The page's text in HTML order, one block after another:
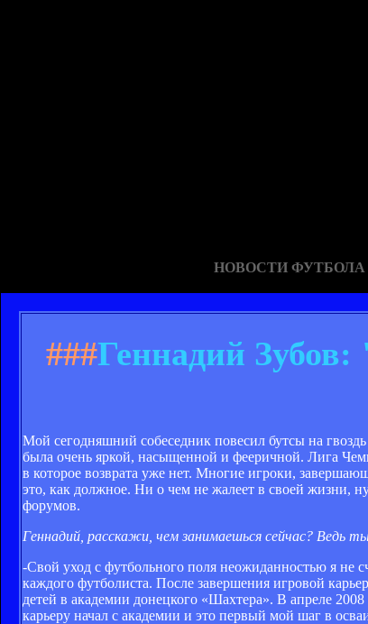
НОВОСТИ ФУТБОЛА
###Геннадий
Мой сегодняшний собеседник повесил бутсы на
была очень яркой, насыщенной и фееричной. Лига
в которое возврата уже нет. Многие игроки,
это, как должное. Ни о чем не жалеет в своей жизни,
форумов.
Геннадий, расскажи, чем занимаешься сейчас? Ведь
-Свой уход с футбольного поля неожиданностью я не
каждого футболиста. После завершения игровой
детей в академии донецкого «Шахтера». В апреле
карьеру начал с академии и это первый мой шаг в